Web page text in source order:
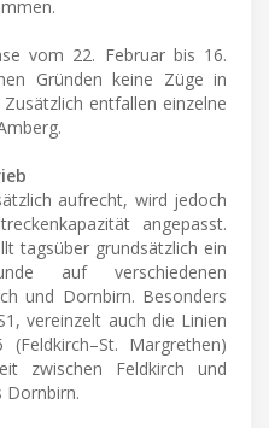
vom 22. Februar bis 16.
Gründen keine Züge in
entfallen einzelne
aufrecht, wird jedoch
angepasst.
tagsüber grundsätzlich ein
auf verschiedenen
und Dornbirn. Besonders
vereinzelt auch die Linien
Margrethen)
zwischen Feldkirch und
Dornbirn.